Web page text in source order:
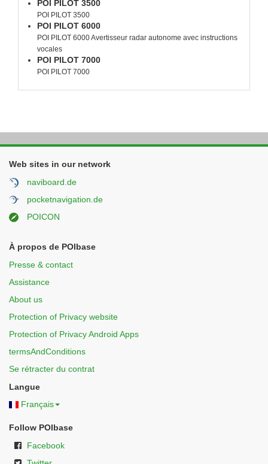
POI PILOT 3500
POI PILOT 3500
POI PILOT 6000
POI PILOT 6000 Avertisseur radar autonome avec instructions
vocales
POI PILOT 7000
POI PILOT 7000
Web sites in our network
naviboard.de
pocketnavigation.de
POICON
À propos de POIbase
Presse & contact
Assistance
About us
Protection of Privacy website
Protection of Privacy Android Apps
termsAndConditions
Se rétracter du contrat
Langue
Français
Follow POIbase
Facebook